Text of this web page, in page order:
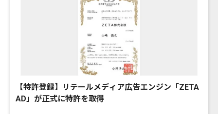
【特許登録】リテールメディア広告エンジン「ZETA
AD」が正式に特許を取得